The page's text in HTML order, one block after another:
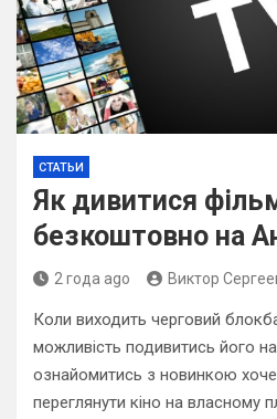
СТАТЬИ
Як дивитися
безкоштовно на
2 года ago Виктор
Коли виходить черговий
можливість подивитись його
ознайомитись з новинкою
переглянути кіно на власному